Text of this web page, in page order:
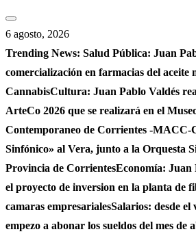
Saltar
al
contenido
6 agosto, 2026
Trending News: Salud Pública: Juan
comercialización en farmacias del aceite
CannabisCultura: Juan Pablo Valdés
ArteCo 2026 que se realizará en el
Contemporaneo de Corrientes -MACC-
Sinfónico» al Vera, junto a la Orquesta
Provincia de CorrientesEconomía: Juan
el proyecto de inversion en la planta de
camaras empresarialesSalarios: desde el
empezo a abonar los sueldos del mes de